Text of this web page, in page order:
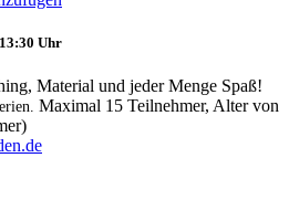
Uhr
Material und jeder Menge Spaß!
Maximal 15 Teilnehmer, Alter von